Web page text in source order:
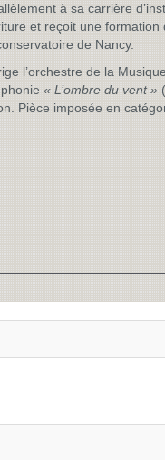
à sa carrière
et reçoit une
de Nancy.
l’orchestre de la
« L’ombre du vent »
Pièce imposée en